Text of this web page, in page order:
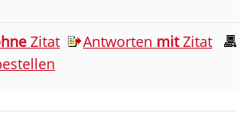
Zitat Antworten mitZitat